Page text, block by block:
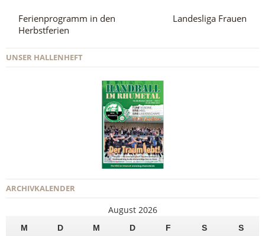
Ferienprogramm in den
Herbstferien
Landesliga Frauen
UNSER HALLENHEFT
ARCHIVKALENDER
August 2026
M D M D F S
S